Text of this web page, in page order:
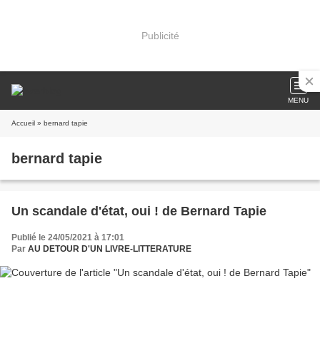
Publicité
MENU
Accueil » bernard tapie
bernard tapie
Un scandale d'état, oui ! de Bernard Tapie
Publié le 24/05/2021 à 17:01
Par AU DETOUR D'UN LIVRE-LITTERATURE